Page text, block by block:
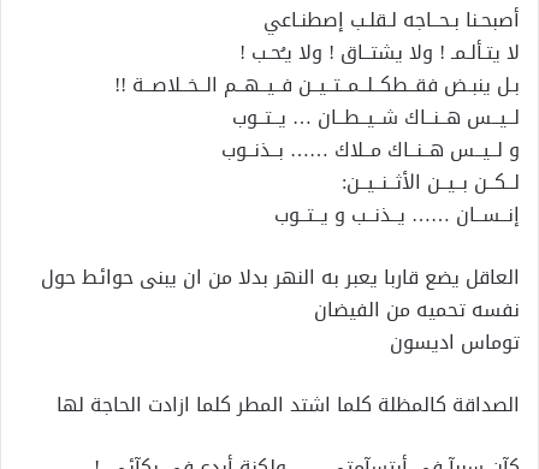
أصبحـنا بـحــاجه لـقلـب إصطنـاعي
لا يتـألـمـ ! ولا يشتــاق ! ولا يـُحـب !
بـل ينبـض فقــطكــلــمــتــيــن فــيــهــم الــخــلاصــة !!
لــيــس هــنــاك شــيــطــان … يــتــوب
و لــيــس هــنــاك مــلاك …… بــذنــوب
لــكــن بــيــن الأثــنــيــن:
إنــســان …… يــذنــب و يــتــوب
العاقل يضع قاربا يعبر به النهر بدلا من ان يبنى حوائط حول
نفسه تحميه من الفيضان
توماس اديسون
الصداقة كالمظلة كلما اشتد المطر كلما ازادت الحاجة لها